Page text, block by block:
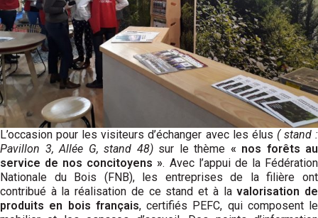
L’occasion pour les visiteurs d’échanger avec les élus ( stand :
Pavillon 3, Allée G, stand 48) sur le thème « nos forêts au
service de nos concitoyens ». Avec l’appui de la Fédération
Nationale du Bois (FNB), les entreprises de la filière ont
contribué à la réalisation de ce stand et à lavalorisation de
produits en bois français, certifiés PEFC, qui composent le